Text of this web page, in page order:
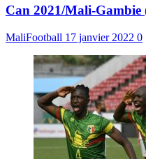
Can 2021/Mali-Gambie
MaliFootball 17 janvier 2022 0